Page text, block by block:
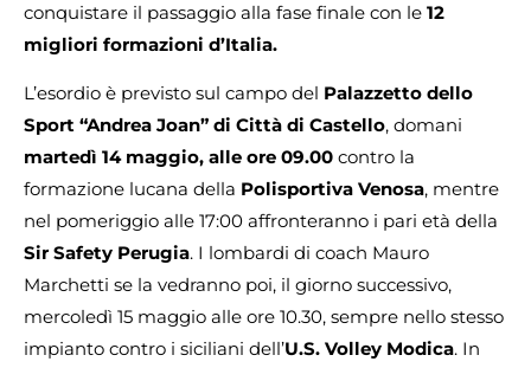
conquistare il passaggio alla fase finale con le 12
migliori formazioni d’Italia.
L’esordio è previsto sul campo del Palazzetto dello
Sport “Andrea Joan” di Città di Castello, domani
martedì 14 maggio, alle ore 09.00 contro la
formazione lucana della Polisportiva Venosa, mentre
nel pomeriggio alle 17:00 affronteranno i pari età della
Sir Safety Perugia. I lombardi di coach Mauro
Marchetti se la vedranno poi, il giorno successivo,
mercoledì 15 maggio alle ore 10.30, sempre nello stesso
impianto contro i siciliani dell’U.S. Volley Modica. In